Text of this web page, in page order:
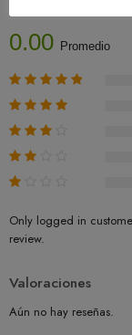
0.00 Promedio
Only logged in
review.
Valoraciones
Aún no hay reseñas.